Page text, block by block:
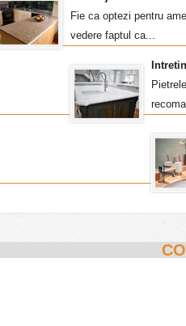
Fie ca optezi pentru
vedere faptul ca...